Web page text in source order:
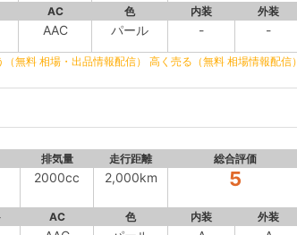
AC 色 内装 外装
AAC パール - -
（無料 相場・出品情報配信） 高く売る（無料 相場情報配信）
排気量 走行距離 総合評価
2000cc 2,000km 5
AC 色 内装 外装